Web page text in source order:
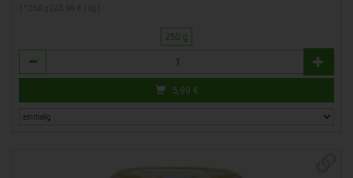
250 g
Anzahl
5,99 €